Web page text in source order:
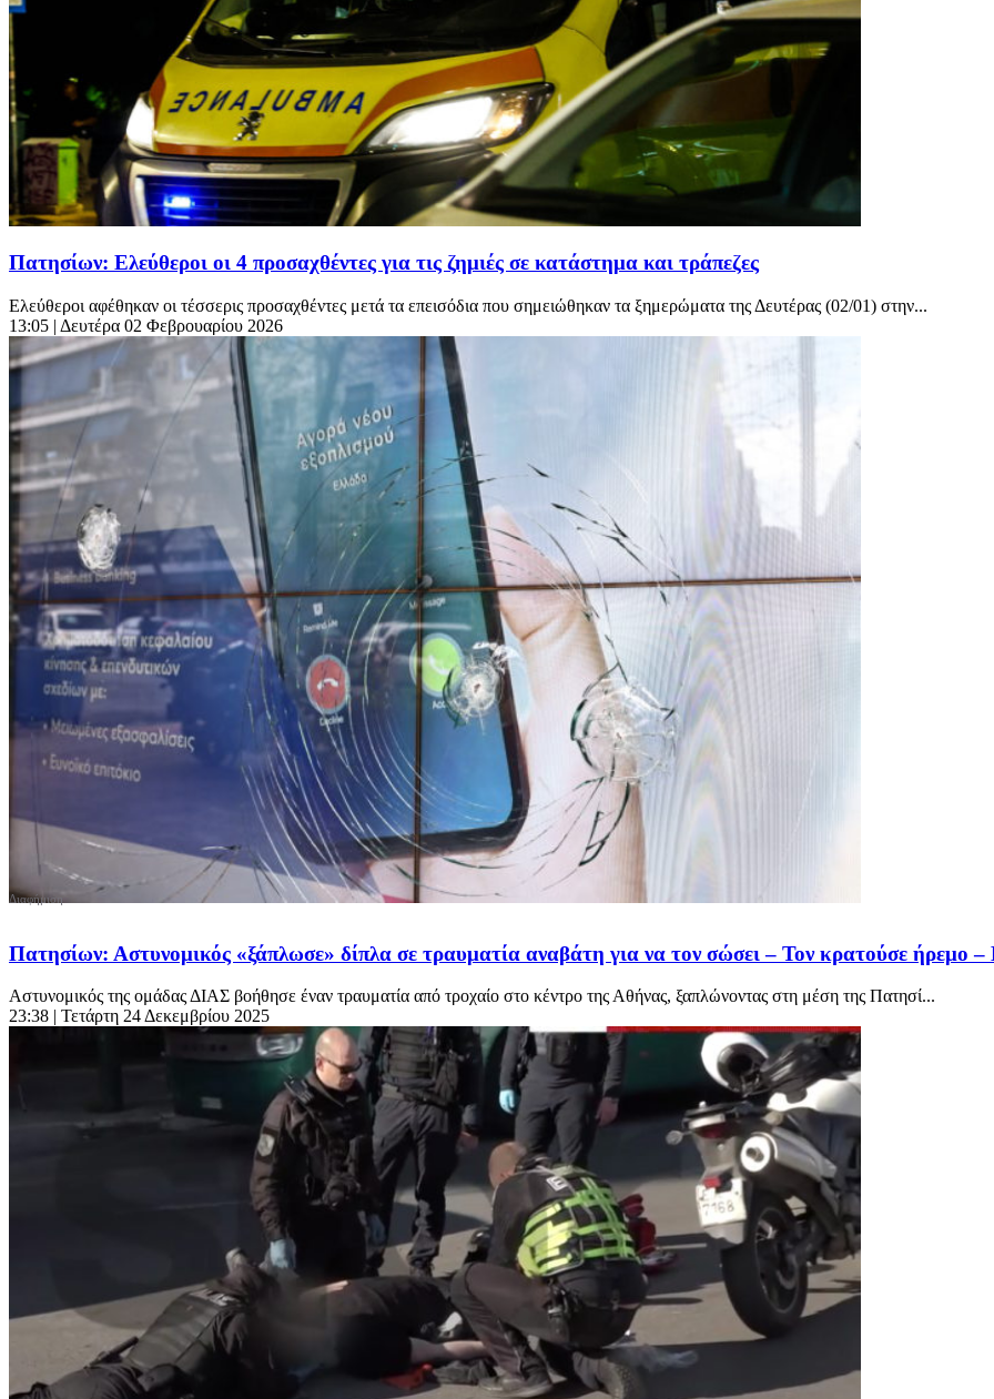
Πατησίων: Ελεύθεροι οι 4 προσαχθέντες για τις ζημιές σε κατάστημα και τράπεζες
Ελεύθεροι αφέθηκαν οι τέσσερις προσαχθέντες μετά τα επεισόδια που σημειώθηκαν τα ξημερώματα της Δευτέρας (02/01) στην...
13:05 | Δευτέρα 02 Φεβρουαρίου 2026
Πατησίων: Αστυνομικός «ξάπλωσε» δίπλα σε τραυματία αναβάτη για να τον σώσει – Τον κρατούσε ήρεμο
Αστυνομικός της ομάδας ΔΙΑΣ βοήθησε έναν τραυματία από τροχαίο στο κέντρο της Αθήνας, ξαπλώνοντας στη μέση της Πατησί...
23:38 | Τετάρτη 24 Δεκεμβρίου 2025